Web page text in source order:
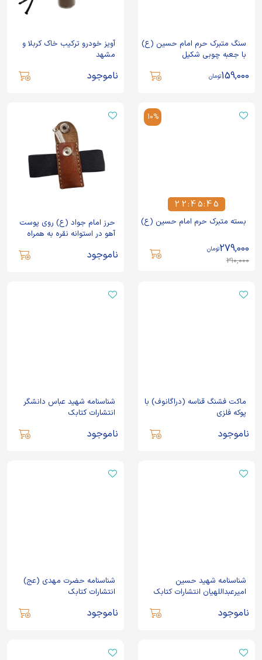
سنگ متبرک حرم امام حسین (ع)
با جعبه چوبی شکیل
159,000تومان
آویز خودرو ترکیب خاک کربلا و
مشهد
ناموجود
10%
2
2
2
2
:4
4
5
5
:4
4
4
5
بسته متبرک حرم امام حسین (ع)
310,000
279,000تومان
حرز امام جواد (ع) روی پوست
آهو در استوانه نقره به همراه
ناموجود
ماکت فشنگ قناسه (دراگانوف) با
پوکه فلزی
ناموجود
شناسنامه شهید عباس دانشگر
انتشارات کتابک
ناموجود
شناسنامه شهید حسین
امیرعبداللهیان انتشارات کتابک
ناموجود
شناسنامه حضرت مهدی (عج)
انتشارات کتابک
ناموجود